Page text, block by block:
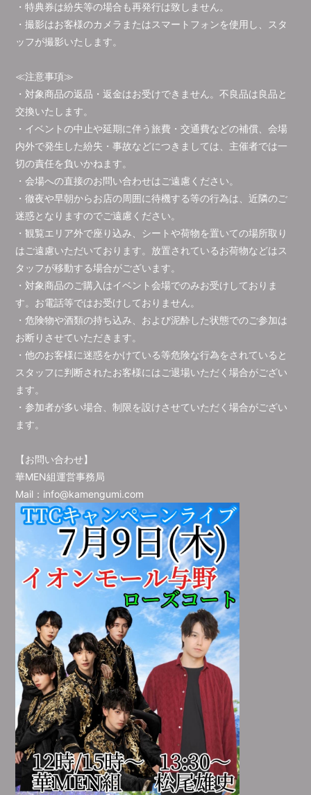
・特典券は紛失等の場合も再発行は致しません。
・撮影はお客様のカメラまたはスマートフォンを使用し、スタ
ッフが撮影いたします。
≪注意事項≫
・対象商品の返品・返金はお受けできません。不良品は良品と
交換いたします。
・イベントの中止や延期に伴う旅費・交通費などの補償、会場
内外で発生した紛失・事故などにつきましては、主催者では一
切の責任を負いかねます。
・会場への直接のお問い合わせはご遠慮ください。
・徹夜や早朝からお店の周囲に待機する等の行為は、近隣のご
迷惑となりますのでご遠慮ください。
・観覧エリア外で座り込み、シートや荷物を置いての場所取り
はご遠慮いただいております。放置されているお荷物などはス
タッフが移動する場合がございます。
・対象商品のご購入はイベント会場でのみお受けしておりま
す。お電話等ではお受けしておりません。
・危険物や酒類の持ち込み、および泥酔した状態でのご参加は
お断りさせていただきます。
・他のお客様に迷惑をかけている等危険な行為をされていると
スタッフに判断されたお客様にはご退場いただく場合がござい
ます。
・参加者が多い場合、制限を設けさせていただく場合がござい
ます。
【お問い合わせ】
華MEN組運営事務局
Mail：info@kamengumi.com